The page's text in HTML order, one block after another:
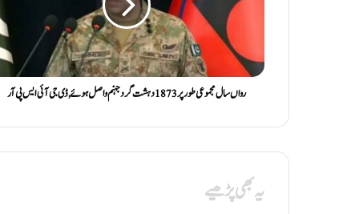
رواں سال مجموعی طور پر 1873 دہشت گرد جہنم واصل ہوئے , ڈی جی آئی ایس پی آر
یہ بھی پڑھیے